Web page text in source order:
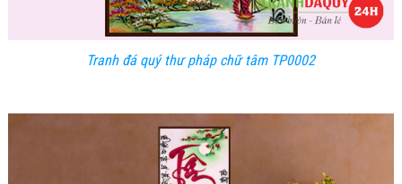
Tranh đá quýthư pháp chữ tâmTP0002